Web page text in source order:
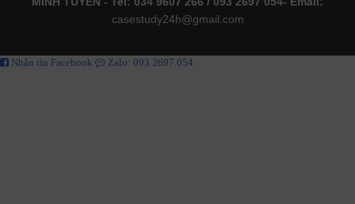
casestudy24h@gmail.com
Nhắn tin Facebook Zalo: 093 2697 054